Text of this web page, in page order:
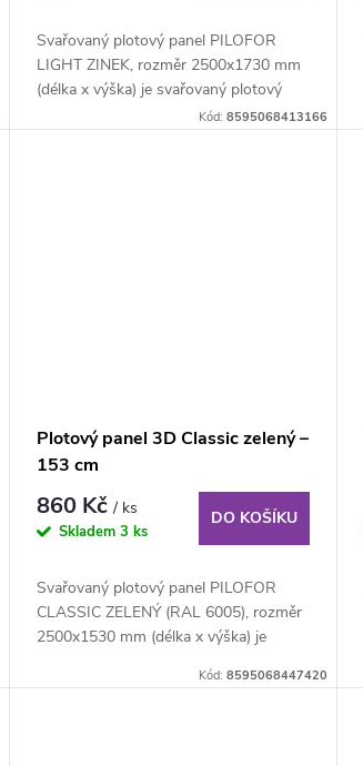
Svařovaný plotový panel PILOFOR
LIGHT ZINEK, rozměr 2500x1730 mm
(délka x výška) je svařovaný plotový
Kód: 8595068413166
Plotový panel 3D Classic zelený –
153 cm
860 Kč/ ks
Skladem3 ks
DO KOŠÍKU
Svařovaný plotový panel PILOFOR
CLASSIC ZELENÝ (RAL 6005), rozměr
2500x1530 mm (délka x výška) je
Kód: 8595068447420